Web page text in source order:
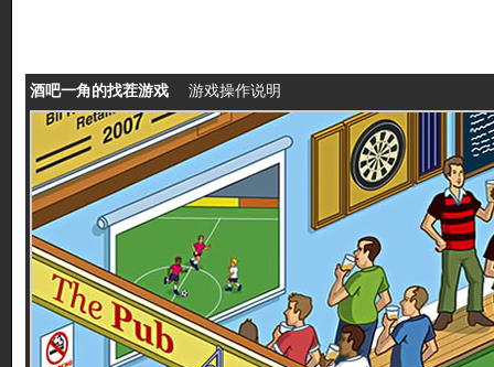
酒吧一角的找茬游戏 游戏操作说明